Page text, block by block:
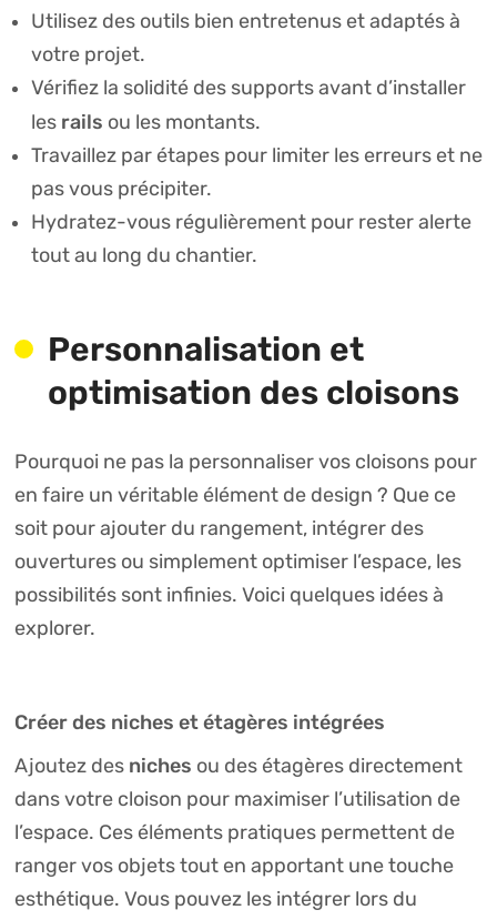
Utilisez des outils bien entretenus et adaptés à
votre projet.
Vérifiez la solidité des supports avant d’installer
les rails ou les montants.
Travaillez par étapes pour limiter les erreurs et ne
pas vous précipiter.
Hydratez-vous régulièrement pour rester alerte
tout au long du chantier.
Personnalisation et
optimisation des cloisons
Pourquoi ne pas la personnaliser vos cloisons pour
en faire un véritable élément de design ? Que ce
soit pour ajouter du rangement, intégrer des
ouvertures ou simplement optimiser l’espace, les
possibilités sont infinies. Voici quelques idées à
explorer.
Créer des niches et étagères intégrées
Ajoutez des niches ou des étagères directement
dans votre cloison pour maximiser l’utilisation de
l’espace. Ces éléments pratiques permettent de
ranger vos objets tout en apportant une touche
esthétique. Vous pouvez les intégrer lors du